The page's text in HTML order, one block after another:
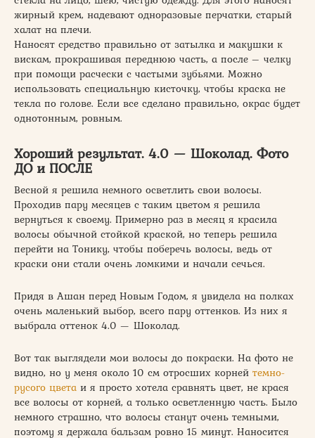
жирный крем, надевают одноразовые перчатки, старый
халат на плечи.
Наносят средство правильно от затылка и макушки к
вискам, прокрашивая переднюю часть, а после – челку
при помощи расчески с частыми зубьями. Можно
использовать специальную кисточку, чтобы краска не
текла по голове. Если все сделано правильно, окрас будет
однотонным, ровным.
Хороший результат. 4.0 — Шоколад. Фото
ДО и ПОСЛЕ
Весной я решила немного осветлить свои волосы.
Проходив пару месяцев с таким цветом я решила
вернуться к своему. Примерно раз в месяц я красила
волосы обычной стойкой краской, но теперь решила
перейти на Тонику, чтобы поберечь волосы, ведь от
краски они стали очень ломкими и начали сечься.
Придя в Ашан перед Новым Годом, я увидела на полках
очень маленький выбор, всего пару оттенков. Из них я
выбрала оттенок 4.0 — Шоколад.
Вот так выглядели мои волосы до покраски. На фото не
видно, но у меня около 10 см отросших корней темно-
русого цвета и я просто хотела сравнять цвет, не крася
все волосы от корней, а только осветленную часть. Было
немного страшно, что волосы станут очень темными,
поэтому я держала бальзам ровно 15 минут. Наносится